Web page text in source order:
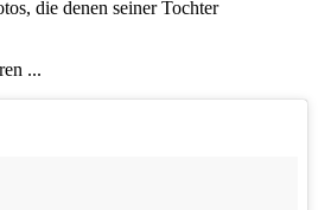
die denen seiner Tochter
...